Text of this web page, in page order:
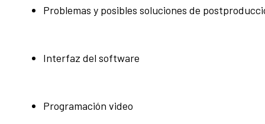
Problemas y posibles soluciones de
Interfaz del software
Programación video